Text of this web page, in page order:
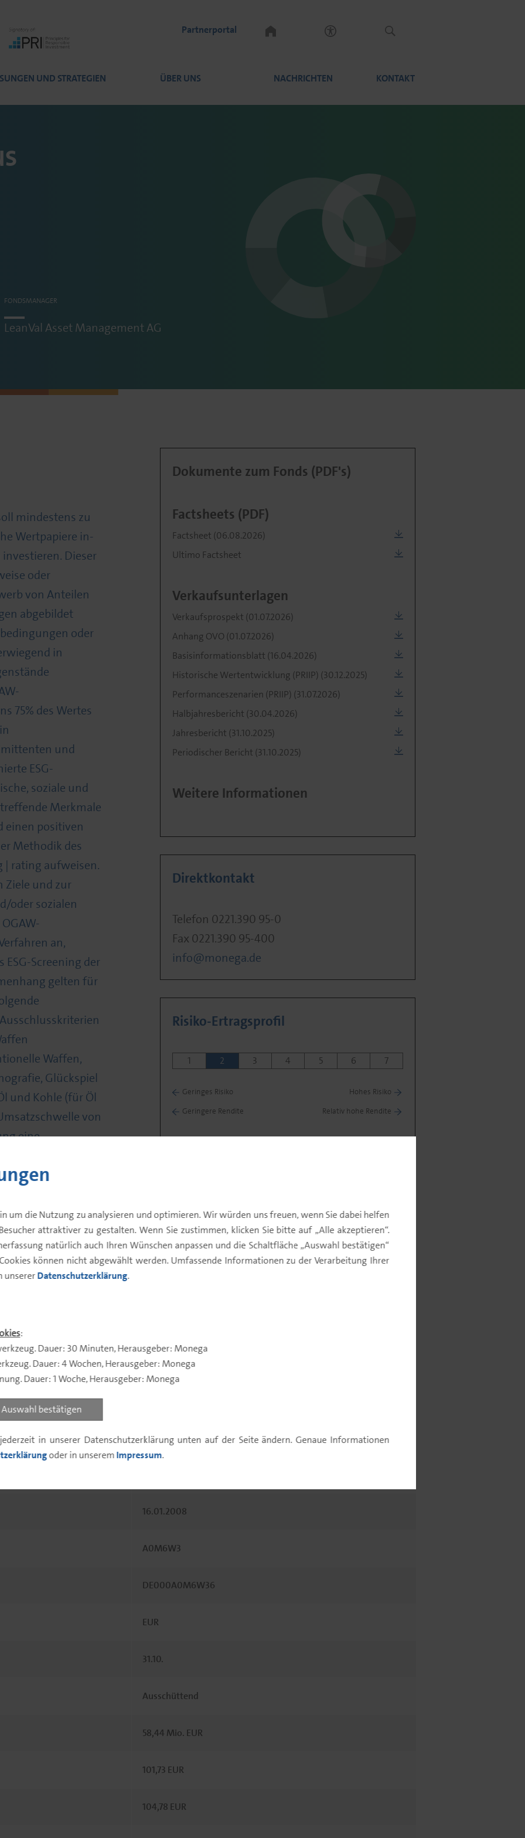
um die Nutzung zu analysieren und optimieren. Wir würden uns freuen, wenn Sie dabei helfen
attraktiver zu gestalten. Wenn Sie zustimmen, klicken Sie bitte auf „Alle akzeptieren“.
natürlich auch Ihren Wünschen anpassen und die Schaltfläche „Auswahl bestätigen“
können nicht abgewählt werden. Umfassende Informationen zu der Verarbeitung Ihrer
unsererDatenschutzerklärung.
:
Dauer: 30 Minuten, Herausgeber: Monega
Dauer: 4 Wochen, Herausgeber: Monega
Dauer: 1 Woche, Herausgeber: Monega
Auswahl bestätigen
jederzeit in unserer Datenschutzerklärung unten auf der Seite ändern. Genaue Informationen
oder in unseremImpressum.
Partnerportal
UND STRATEGIEN ÜBER UNS NACHRICHTEN KONTAKT
FONDSMANAGER
LeanVal Asset Management AG
mindestens zu
Wertpapiere in-
Dieser
oder
von Anteilen
abgebildet
oder
in
75% des Wertes
und
ESG-
soziale und
Merkmale
einen positiven
Methodik des
| rating aufweisen.
Ziele und zur
oder sozialen
an,
Screening der
gelten für
Waffen,
Glückspiel
und Kohle (für Öl
von
eine
Abbau,
Dokumente zum Fonds (PDF's)
Factsheets (PDF)
Factsheet (06.08.2026)
Ultimo Factsheet
Verkaufsunterlagen
Verkaufsprospekt (01.07.2026)
Anhang OVO (01.07.2026)
Basisinformationsblatt (16.04.2026)
Historische Wertentwicklung (PRIIP) (30.12.2025)
Performanceszenarien (PRIIP) (31.07.2026)
Halbjahresbericht (30.04.2026)
Jahresbericht (31.10.2025)
Periodischer Bericht (31.10.2025)
Weitere Informationen
Direktkontakt
Telefon 0221.390 95-0
Fax 0221.390 95-400
info@monega.de
Risiko-Ertragsprofil
1 2 3 4 5 6 7
Geringes Risiko
Hohes Risiko
Geringere Rendite
Relativ hohe Rendite
Portfolio
Offenlegung
16.01.2008
A0M6W3
DE000A0M6W36
EUR
31.10.
Ausschüttend
58,44 Mio. EUR
101,73 EUR
104,78 EUR